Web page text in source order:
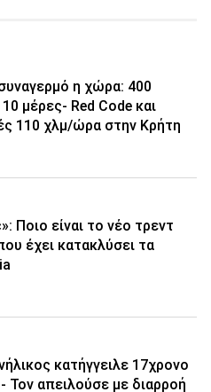
η χώρα: 400
μέρες- Red Code και
110 χλμ/ώρα στην Κρήτη
Ποιο είναι το νέο τρεντ
έχει κατακλύσει τα
κατήγγειλε 17χρονο
Τον απειλούσε με διαρροή